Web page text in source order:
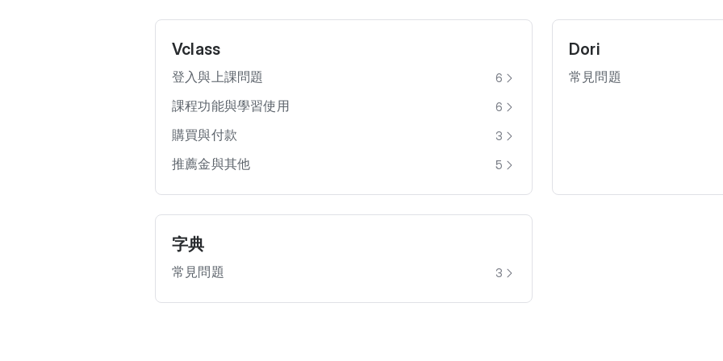
Vclass
登入與上課問題 6
課程功能與學習使用 6
購買與付款 3
推薦金與其他 5
Dori
常見問題
字典
常見問題 3